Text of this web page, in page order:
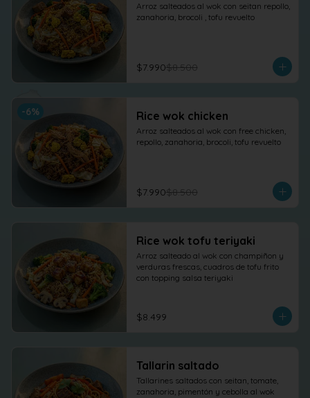
Arroz salteados al wok con seitan repollo,
zanahoria, brocoli , tofu revuelto
$7.990$8.500
-6% Rice wok chicken
Arroz salteados al wok con free chicken,
repollo, zanahoria, brocoli, tofu revuelto
$7.990$8.500
Rice wok tofu teriyaki
Arroz salteado al wok con champiñon y
verduras frescas, cuadros de tofu frito
con topping salsa teriyaki
$8.499
Tallarin saltado
Tallarines saltados con seitan, tomate,
zanahoria, pimentón y cebolla al wok